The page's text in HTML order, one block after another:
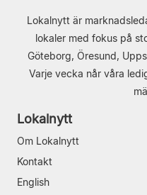
Lokalnytt är
lokaler med fokus på
Göteborg, Öresund,
Varje vecka når våra
Lokalnytt
Om Lokalnytt
Kontakt
English